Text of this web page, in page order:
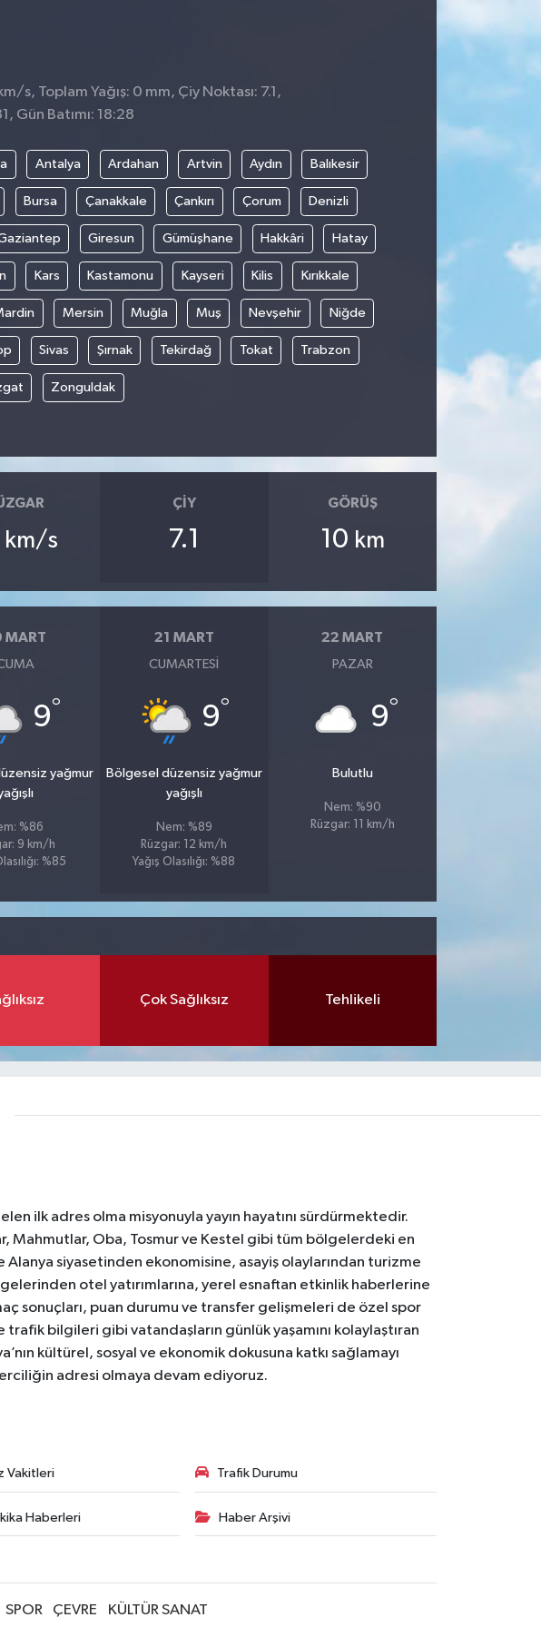
s, Toplam Yağış: 0 mm, Çiy Noktası: 7.1,
Gün Batımı: 18:28
Antalya Ardahan Artvin Aydın Balıkesir
Bursa Çanakkale Çankırı Çorum Denizli
Giresun Gümüşhane Hakkâri Hatay
Kars Kastamonu Kayseri Kilis Kırıkkale
Mersin Muğla Muş Nevşehir Niğde
Sivas Şırnak Tekirdağ Tokat Trabzon
Zonguldak
km/s
ÇIY
7.1
GÖRÜŞ
10 km
MART
9°
yağmur
%86
9 km/h
%85
21 MART
CUMARTESI
9°
Bölgesel düzensiz yağmur
yağışlı
Nem: %89
Rüzgar: 12 km/h
Yağış Olasılığı: %88
22 MART
PAZAR
9°
Bulutlu
Nem: %90
Rüzgar: 11 km/h
Çok Sağlıksız Tehlikeli
ilk adres olma misyonuyla yayın hayatını sürdürmektedir.
Mahmutlar, Oba, Tosmur ve Kestel gibi tüm bölgelerdeki en
siyasetinden ekonomisine, asayiş olaylarından turizme
otel yatırımlarına, yerel esnaftan etkinlik haberlerine
sonuçları, puan durumu ve transfer gelişmeleri de özel spor
bilgileri gibi vatandaşların günlük yaşamını kolaylaştıran
kültürel, sosyal ve ekonomik dokusuna katkı sağlamayı
adresi olmaya devam ediyoruz.
Vakitleri Trafik Durumu
Haberleri Haber Arşivi
SPOR ÇEVRE KÜLTÜR SANAT